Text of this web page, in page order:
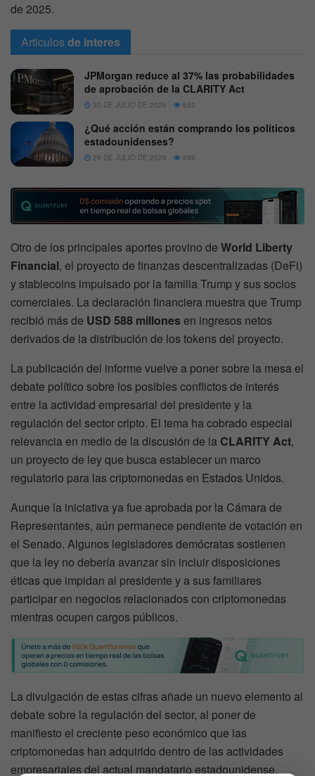
de 2025.
Articulosde interes
JPMorgan reduce al 37% las probabilidades
de aprobación de la CLARITY Act
30 DE JULIO DE 2026 653
¿Qué acción están comprando los políticos
estadounidenses?
29 DE JULIO DE 2026 699
Otro de los principales aportes provino de World Liberty
Financial, el proyecto de finanzas descentralizadas (DeFi)
y stablecoins impulsado por la familia Trump y sus socios
comerciales. La declaración financiera muestra que Trump
recibió más de USD 588 millones en ingresos netos
derivados de la distribución de los tokens del proyecto.
La publicación del informe vuelve a poner sobre la mesa el
debate político sobre los posibles conflictos de interés
entre la actividad empresarial del presidente y la
regulación del sector cripto. El tema ha cobrado especial
relevancia en medio de la discusión de la CLARITY Act,
un proyecto de ley que busca establecer un marco
regulatorio para las criptomonedas en Estados Unidos.
Aunque la iniciativa ya fue aprobada por la Cámara de
Representantes, aún permanece pendiente de votación en
el Senado. Algunos legisladores demócratas sostienen
que la ley no debería avanzar sin incluir disposiciones
éticas que impidan al presidente y a sus familiares
participar en negocios relacionados con criptomonedas
mientras ocupen cargos públicos.
La divulgación de estas cifras añade un nuevo elemento al
debate sobre la regulación del sector, al poner de
manifiesto el creciente peso económico que las
criptomonedas han adquirido dentro de las actividades
empresariales del actual mandatario estadounidense.